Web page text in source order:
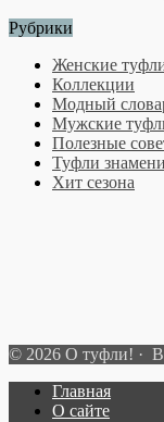
Рубрики
Женские
Коллекции
Модный
Мужские
Полезные
Туфли
Хит сезона
© 2026 О туфли! ·
Главная
О сайте